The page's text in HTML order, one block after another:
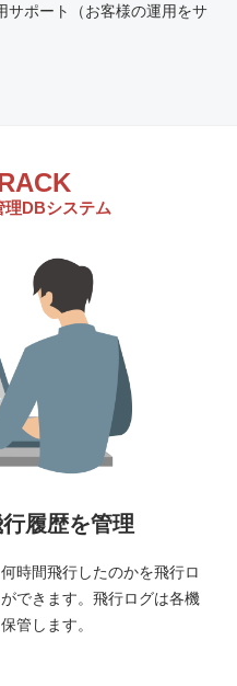
サポート（お客様の運用をサ
理DBシステム
履歴を管理
時間飛行したのかを飛行ロ
できます。飛行ログは各機
管します。